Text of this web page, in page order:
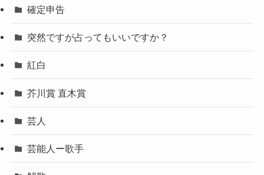
確定申告
突然ですが占ってもいいですか？
紅白
芥川賞 直木賞
芸人
芸能人ー歌手